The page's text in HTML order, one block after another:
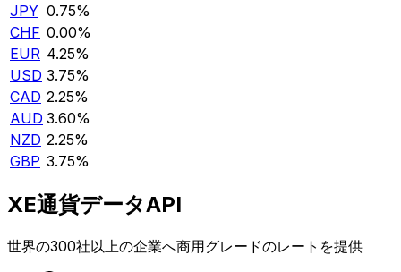
JPY 0.75%
CHF 0.00%
EUR 4.25%
USD 3.75%
CAD 2.25%
AUD 3.60%
NZD 2.25%
GBP 3.75%
XE通貨データAPI
世界の300社以上の企業へ商用グレードのレートを提供